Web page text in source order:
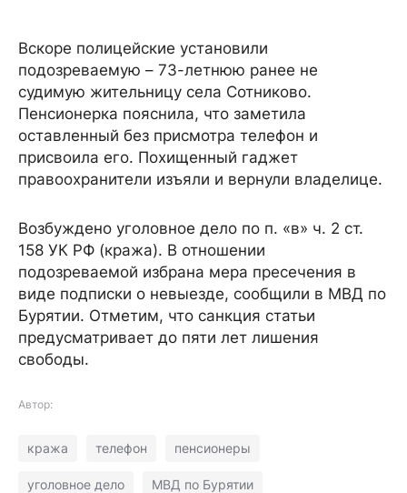
Вскоре полицейские установили
подозреваемую – 73-летнюю ранее не
судимую жительницу села Сотниково.
Пенсионерка пояснила, что заметила
оставленный без присмотра телефон и
присвоила его. Похищенный гаджет
правоохранители изъяли и вернули владелице.
Возбуждено уголовное дело по п. «в» ч. 2 ст.
158 УК РФ (кража). В отношении
подозреваемой избрана мера пресечения в
виде подписки о невыезде, сообщили в МВД по
Бурятии. Отметим, что санкция статьи
предусматривает до пяти лет лишения
свободы.
Автор:
кража телефон пенсионеры
уголовное дело МВД по Бурятии